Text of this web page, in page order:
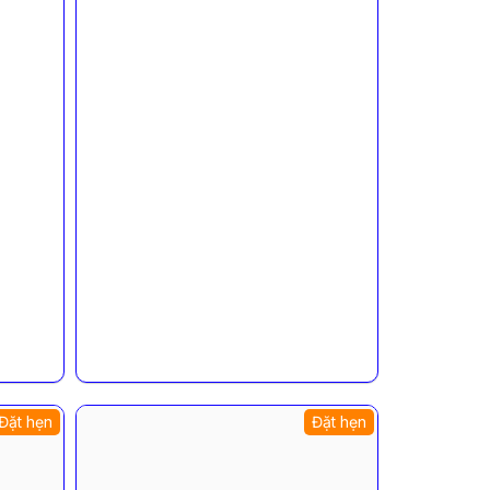
hẹn Đặt hẹn